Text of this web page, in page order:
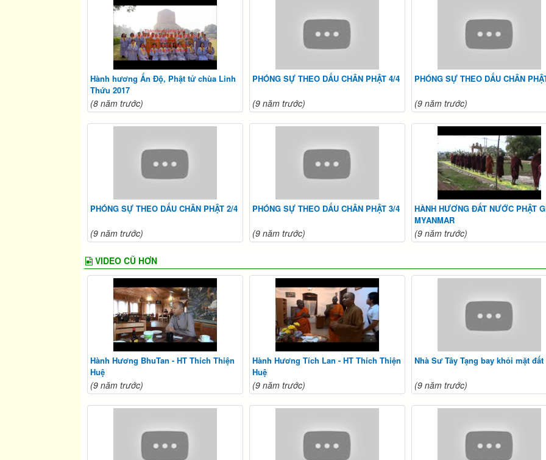
Hành hương Ấn Độ, Phật tử chùa Linh
Thứu 2017
(8 năm trước)
PHÓNG SỰ THEO DẤU CHÂN PHẬT 4/4
(9 năm trước)
PHÓNG SỰ THEO DẤU CHÂN
(9 năm trước)
PHÓNG SỰ THEO DẤU CHÂN PHẬT 2/4
(9 năm trước)
PHÓNG SỰ THEO DẤU CHÂN PHẬT 3/4
(9 năm trước)
HÀNH HƯƠNG ĐẤT NƯỚC PHẬT
MYANMAR
(9 năm trước)
VIDEO CŨ HƠN
Hành Hương BhuTan - HT Thích Thiện
Huệ
(9 năm trước)
Hành Hương Tích Lan - HT Thích Thiện
Huệ
(9 năm trước)
Nhà Sư Tây Tạng bay khỏi mặt đất
(9 năm trước)